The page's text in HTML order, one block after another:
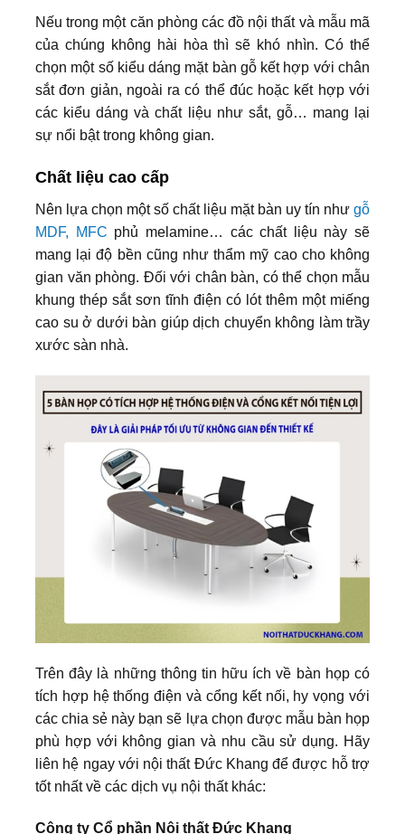
Nếu trong một căn phòng các đồ nội thất và mẫu mã
của chúng không hài hòa thì sẽ khó nhìn. Có thể
chọn một số kiểu dáng mặt bàn gỗ kết hợp với chân
sắt đơn giản, ngoài ra có thể đúc hoặc kết hợp với
các kiểu dáng và chất liệu như sắt, gỗ… mang lại
sự nổi bật trong không gian.
Chất liệu cao cấp
Nên lựa chọn một số chất liệu mặt bàn uy tín như gỗ
MDF, MFC phủ melamine… các chất liệu này sẽ
mang lại độ bền cũng như thẩm mỹ cao cho không
gian văn phòng. Đối với chân bàn, có thể chọn mẫu
khung thép sắt sơn tĩnh điện có lót thêm một miếng
cao su ở dưới bàn giúp dịch chuyển không làm trầy
xước sàn nhà.
Trên đây là những thông tin hữu ích về bàn họp có
tích hợp hệ thống điện và cổng kết nối, hy vọng với
các chia sẻ này bạn sẽ lựa chọn được mẫu bàn họp
phù hợp với không gian và nhu cầu sử dụng. Hãy
liên hệ ngay với nội thất Đức Khang để được hỗ trợ
tốt nhất về các dịch vụ nội thất khác:
Công ty Cổ phần Nội thất Đức Khang